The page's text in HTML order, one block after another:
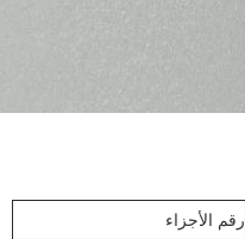
رقم الأجزاء